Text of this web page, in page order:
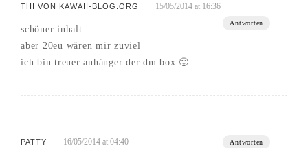
THI VON KAWAII-BLOG.ORG 15/05/2014 at 16:36
Antworten
schöner inhalt
aber 20eu wären mir zuviel
ich bin treuer anhänger der dm box 🙂
PATTY 16/05/2014 at 04:40 Antworten